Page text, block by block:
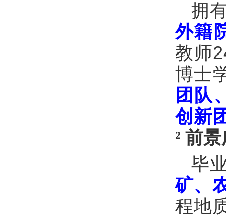
拥
外籍
教师
博士
团队
创新
² 前景
毕
矿、
程地